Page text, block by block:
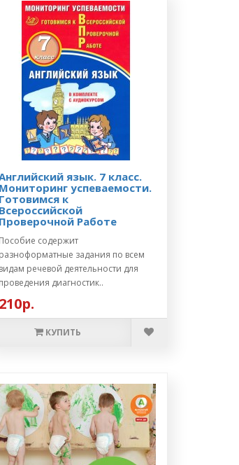
язык. 7 класс.
Мониторинг успеваемости.
Готовимся к
Всероссийской
Проверочной Работе
Пособие содержит
разноформатные задания по всем
видам речевой деятельности для
проведения диагностик..
210р.
КУПИТЬ